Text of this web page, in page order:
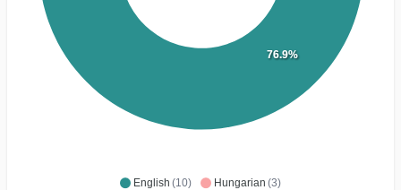
English (10) Hungarian (3)
76.9%